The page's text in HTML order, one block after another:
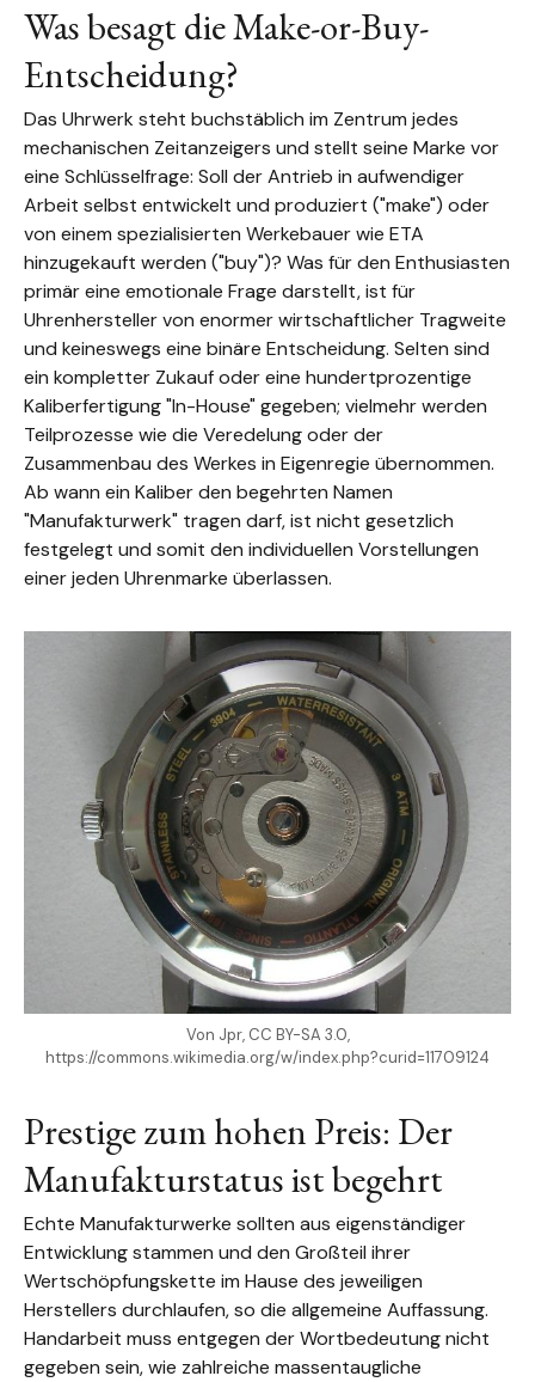
Was besagt die Make-or-Buy-
Entscheidung?
Das Uhrwerk steht buchstäblich im Zentrum jedes
mechanischen Zeitanzeigers und stellt seine Marke vor
eine Schlüsselfrage: Soll der Antrieb in aufwendiger
Arbeit selbst entwickelt und produziert ("make") oder
von einem spezialisierten Werkebauer wie ETA
hinzugekauft werden ("buy")? Was für den Enthusiasten
primär eine emotionale Frage darstellt, ist für
Uhrenhersteller von enormer wirtschaftlicher Tragweite
und keineswegs eine binäre Entscheidung. Selten sind
ein kompletter Zukauf oder eine hundertprozentige
Kaliberfertigung "In-House" gegeben; vielmehr werden
Teilprozesse wie die Veredelung oder der
Zusammenbau des Werkes in Eigenregie übernommen.
Ab wann ein Kaliber den begehrten Namen
"Manufakturwerk" tragen darf, ist nicht gesetzlich
festgelegt und somit den individuellen Vorstellungen
einer jeden Uhrenmarke überlassen.
Von Jpr, CC BY-SA 3.0,
https://commons.wikimedia.org/w/index.php?curid=11709124
Prestige zum hohen Preis: Der
Manufakturstatus ist begehrt
Echte Manufakturwerke sollten aus eigenständiger
Entwicklung stammen und den Großteil ihrer
Wertschöpfungskette im Hause des jeweiligen
Herstellers durchlaufen, so die allgemeine Auffassung.
Handarbeit muss entgegen der Wortbedeutung nicht
gegeben sein, wie zahlreiche massentaugliche